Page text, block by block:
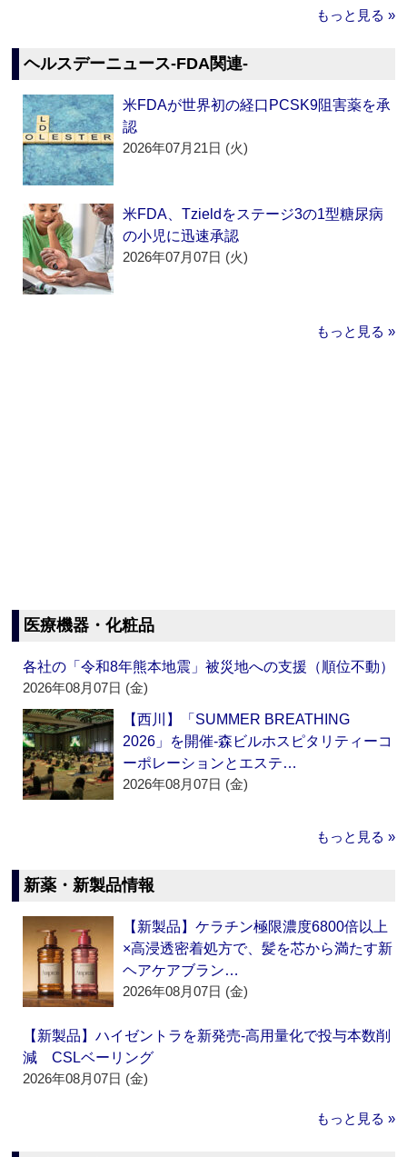
もっと見る »
ヘルスデーニュース‐FDA関連‐
米FDAが世界初の経口PCSK9阻害薬を承
認
2026年07月21日 (火)
米FDA、Tzieldをステージ3の1型糖尿病
の小児に迅速承認
2026年07月07日 (火)
もっと見る »
医療機器・化粧品
各社の「令和8年熊本地震」被災地への支援（順位不動）
2026年08月07日 (金)
【西川】「SUMMER BREATHING
2026」を開催‐森ビルホスピタリティーコ
ーポレーションとエステ…
2026年08月07日 (金)
もっと見る »
新薬・新製品情報
【新製品】ケラチン極限濃度6800倍以上
×高浸透密着処方で、髪を芯から満たす新
ヘアケアブラン…
2026年08月07日 (金)
【新製品】ハイゼントラを新発売‐高用量化で投与本数削
減 CSLベーリング
2026年08月07日 (金)
もっと見る »